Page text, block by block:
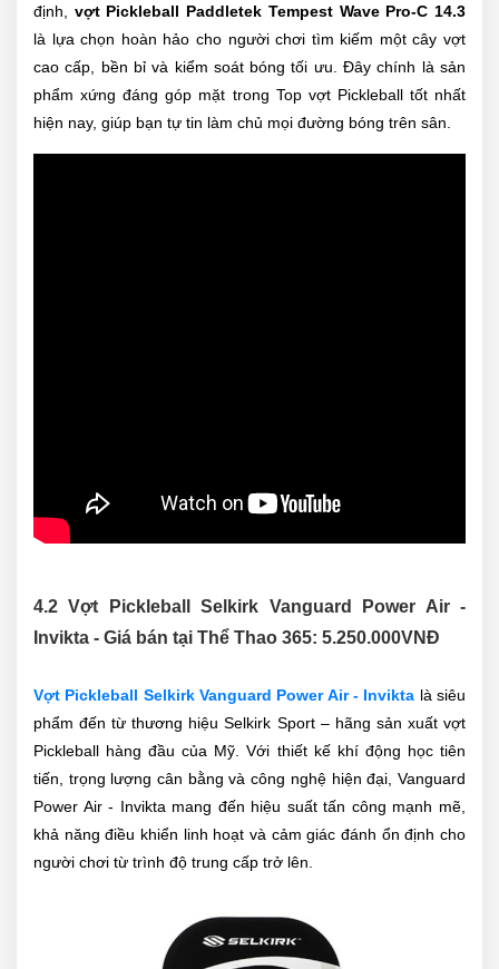
định, vợt Pickleball Paddletek Tempest Wave Pro-C 14.3
là lựa chọn hoàn hảo cho người chơi tìm kiếm một cây vợt
cao cấp, bền bỉ và kiểm soát bóng tối ưu. Đây chính là sản
phẩm xứng đáng góp mặt trong Top vợt Pickleball tốt nhất
hiện nay, giúp bạn tự tin làm chủ mọi đường bóng trên sân.
4.2 Vợt Pickleball Selkirk Vanguard Power Air -
Invikta - Giá bán tại Thể Thao 365: 5.250.000VNĐ
Vợt Pickleball Selkirk Vanguard Power Air - Invikta là siêu
phẩm đến từ thương hiệu Selkirk Sport – hãng sản xuất vợt
Pickleball hàng đầu của Mỹ. Với thiết kế khí động học tiên
tiến, trọng lượng cân bằng và công nghệ hiện đại, Vanguard
Power Air - Invikta mang đến hiệu suất tấn công mạnh mẽ,
khả năng điều khiển linh hoạt và cảm giác đánh ổn định cho
người chơi từ trình độ trung cấp trở lên.